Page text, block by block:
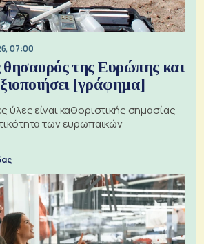
07:00
της Ευρώπης και
[γράφημα]
ύλες είναι καθοριστικής σημασίας
των ευρωπαϊκών